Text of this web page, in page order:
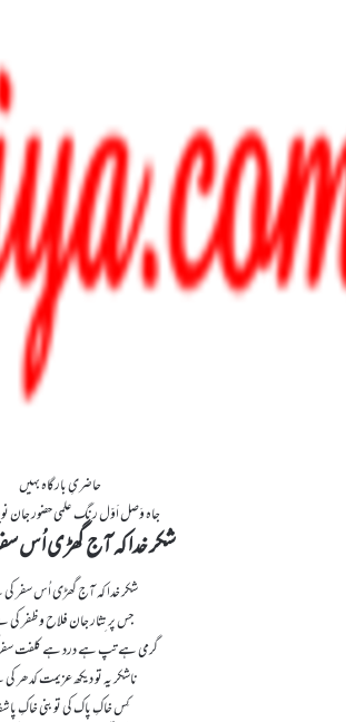
جاہ وَصل اَوّل رنگ علمی حضور جان نور
شکر خدا کہ آج گھڑی اُس
شکر خدا کہ آج گھڑی اُس سفر
جس پر نِثار جان فلاح و ظفر
گرمی ہے تپ ہے درد ہے کلفت
ناشکر یہ تو دیکھ عزیمت کدھر
کِس خاکِ پاک کی تو بنی خاکِ پا